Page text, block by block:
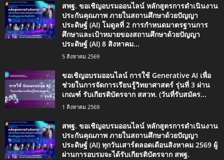
สพฐ. ขอเชิญอบรมออนไลน์ หลักสูตรการดำเนินงาน
ประกันคุณภาพ ภายในสถานศึกษาด้วยปัญญา
ประดิษฐ์ (AI) โมดูลที่ 2 การกำหนดมาตรฐานการ
ศึกษาและเป้าหมายของสถานศึกษาด้วยปัญญา
ประดิษฐ์ (AI) 8 สิงหาคม...
5 สิงหาคม 2569
ขอเชิญอบรมออนไลน์ การใช้ Generative AI เพื่อ
ช่วยในการจัดการเรียนรู้วิทยาศาสตร์ รุ่นที่ 3 ผ่าน
เกณฑ์ รับเกียรติบัตรจาก สสวท. (วันที่รับสมัคร...
1 สิงหาคม 2569
สพฐ. ขอเชิญอบรมออนไลน์ หลักสูตรการดำเนินงาน
ประกันคุณภาพ ภายในสถานศึกษาด้วยปัญญา
ประดิษฐ์ (AI) ทุกวันเสาร์ตลอดเดือนสิงหาคม 2569 ผู้
ผ่านการอบรมจะได้รับเกียรติบัตรจาก สพฐ.